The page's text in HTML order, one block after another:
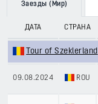
Заезды (Мир)
ДАТА СТРАНА
Tour of Szeklerland
09.08.2024 ROU